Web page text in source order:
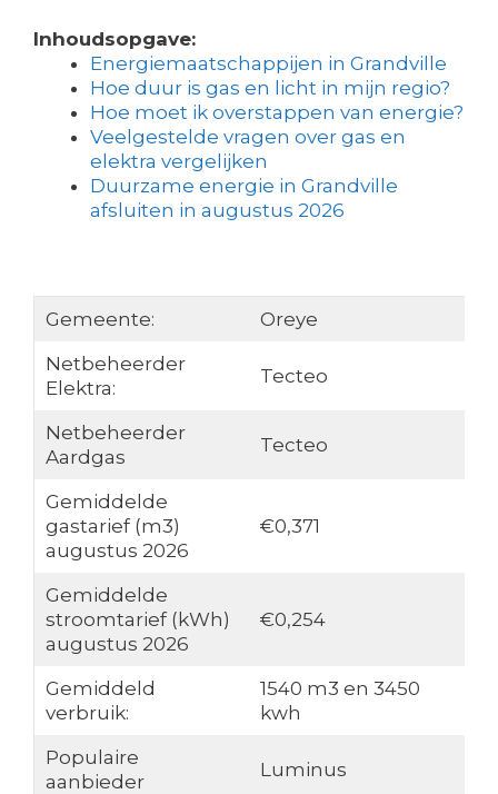
Inhoudsopgave:
Energiemaatschappijen in Grandville
Hoe duur is gas en licht in mijn regio?
Hoe moet ik overstappen van energie?
Veelgestelde vragen over gas en
elektra vergelijken
Duurzame energie in Grandville
afsluiten in augustus 2026
Gemeente:
Oreye
Netbeheerder
Elektra:
Tecteo
Netbeheerder
Aardgas
Tecteo
Gemiddelde
gastarief (m3)
augustus 2026
€0,371
Gemiddelde
stroomtarief (kWh)
augustus 2026
€0,254
Gemiddeld
verbruik:
1540 m3 en 3450
kwh
Populaire
aanbieder
Luminus